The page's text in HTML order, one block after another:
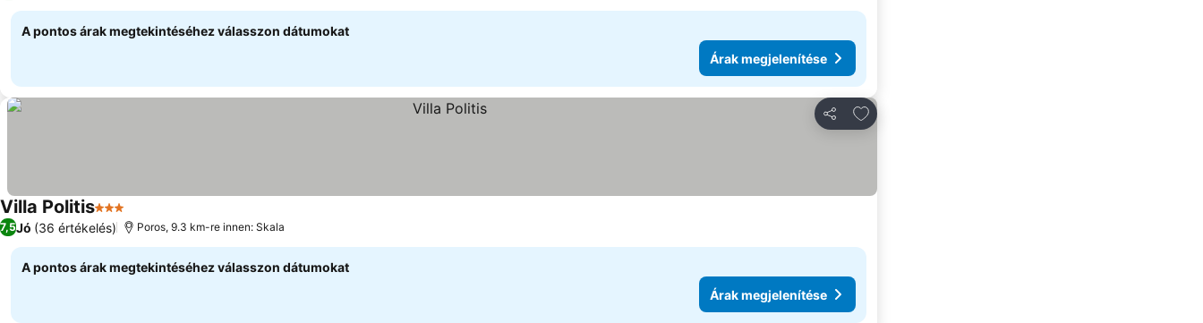
A pontos árak megtekintéséhez válasszon dátumokat
Árak megjelenítése
Megosztás
Hozzáadás a kedvencekhez
Villa Politis3 Kategória
7,5Jó (36 értékelés) Poros, 9.3 km-re innen: Skala
A pontos árak megtekintéséhez válasszon dátumokat
Árak megjelenítése